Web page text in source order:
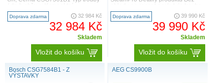
kombinovaná parní trouba s..
Doprava zdarma 32 984 Kč
32 984 Kč
Skladem
Vložit do košíku
9000 ProAssist s tech..
Doprava zdarma 39 990 Kč
39 990 Kč
Skladem
Vložit do košíku
Bosch CSG7584B1 - Z
VÝSTAVKY
AEG CS9900B